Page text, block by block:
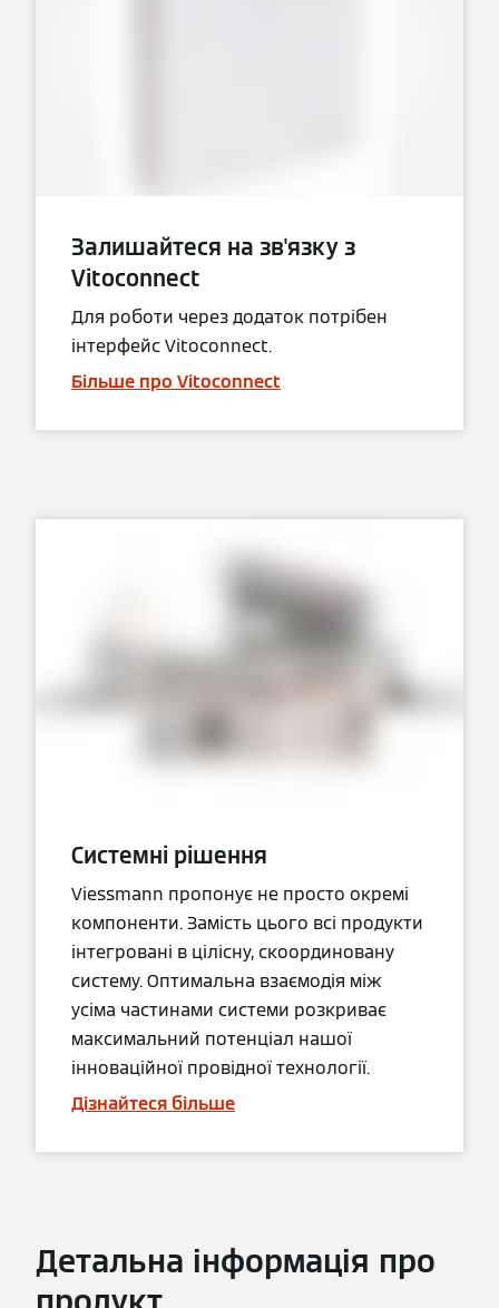
Залишайтеся на зв'язку з
Vitoconnect
Для роботи через додаток потрібен
інтерфейс Vitoconnect.
Більше про Vitoconnect
Системні рішення
Viessmann пропонує не просто окремі
компоненти. Замість цього всі продукти
інтегровані в цілісну, скоординовану
систему. Оптимальна взаємодія між
усіма частинами системи розкриває
максимальний потенціал нашої
інноваційної провідної технології.
Дізнайтеся більше
Детальна інформація про